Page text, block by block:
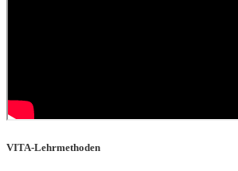
VITA-Lehrmethoden